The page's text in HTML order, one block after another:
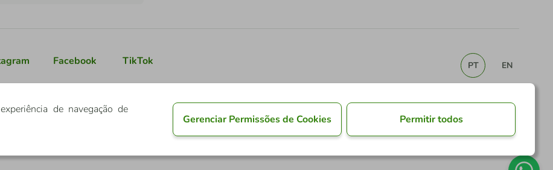
Facebook TikTok PT EN
de navegação de
Gerenciar Permissões de Cookies Permitir todos